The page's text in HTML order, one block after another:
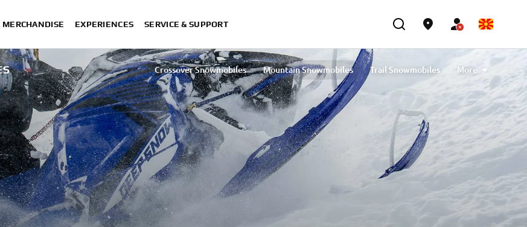
EXPERIENCES SERVICE & SUPPORT
Crossover Snowmobiles Mountain Snowmobiles
Trail Snowmobiles
Utility Snowmobiles
Youth Snowmobiles Compare Snowmobiles
More